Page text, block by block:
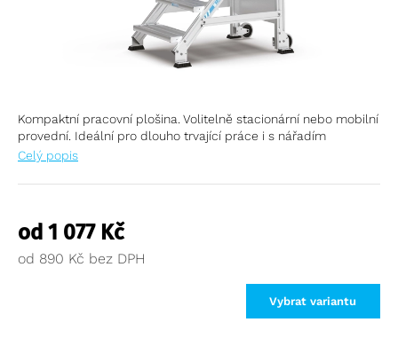
Kompaktní pracovní plošina. Volitelně stacionární nebo mobilní
provední. Ideální pro dlouho trvající práce i s nářadím
Celý popis
od 1 077 Kč
od 890 Kč
Vybrat variantu